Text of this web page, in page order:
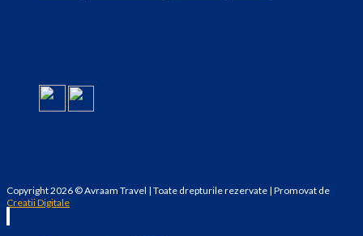
Copyright 2026 © Avraam Travel | Toate drepturile rezervate | Promovat de
Creatii Digitale